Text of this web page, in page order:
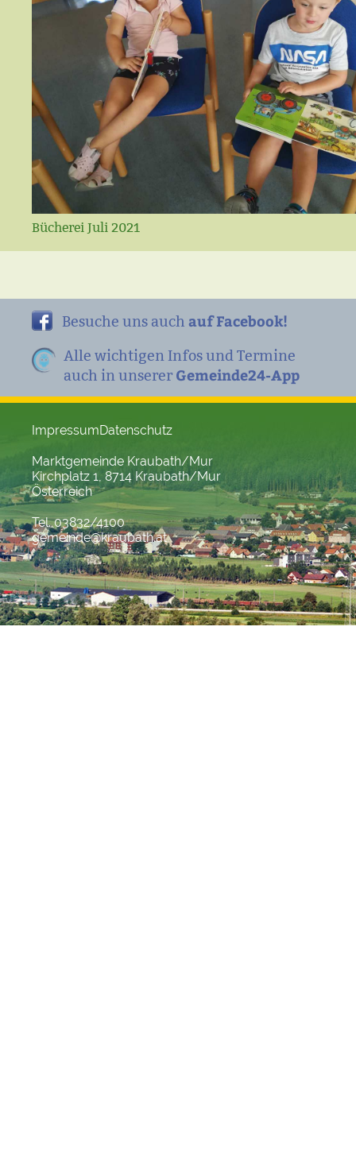
Bücherei Juli 2021
Besuche uns auch auf Facebook!
Alle wichtigen Infos und Termine
auch in unserer Gemeinde24-App
ImpressumDatenschutz
Marktgemeinde Kraubath/Mur
Kirchplatz 1, 8714 Kraubath/Mur
Österreich
Tel. 03832/4100
gemeinde@kraubath.at